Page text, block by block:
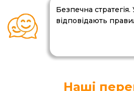
Безпечна
відповідають
Наші